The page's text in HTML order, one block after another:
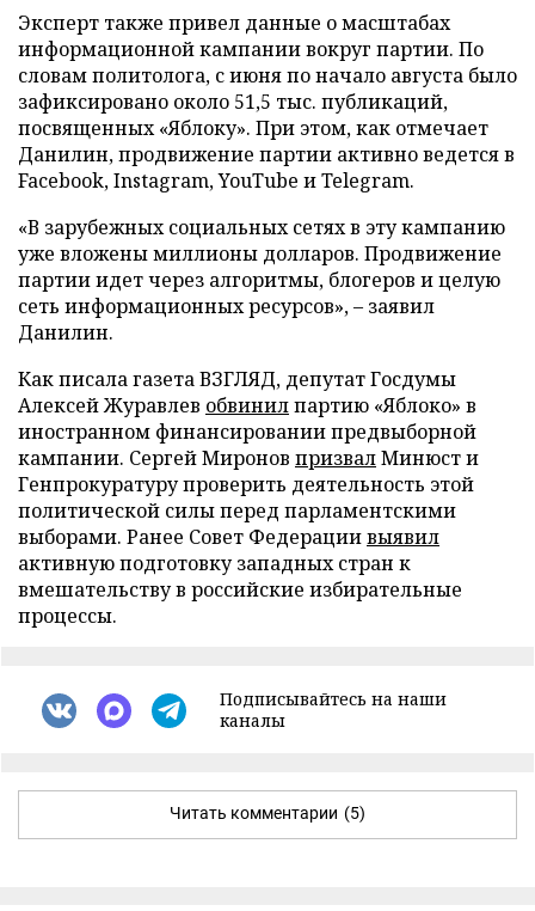
Эксперт также привел данные о масштабах
информационной кампании вокруг партии. По
словам политолога, с июня по начало августа было
зафиксировано около 51,5 тыс. публикаций,
посвященных «Яблоку». При этом, как отмечает
Данилин, продвижение партии активно ведется в
Facebook, Instagram, YouTube и Telegram.
«В зарубежных социальных сетях в эту кампанию
уже вложены миллионы долларов. Продвижение
партии идет через алгоритмы, блогеров и целую
сеть информационных ресурсов», – заявил
Данилин.
Как писала газета ВЗГЛЯД, депутат Госдумы
Алексей Журавлев обвинилпартию «Яблоко» в
иностранном финансировании предвыборной
кампании. Сергей Миронов призвалМинюст и
Генпрокуратуру проверить деятельность этой
политической силы перед парламентскими
выборами. Ранее Совет Федерациивыявил
активную подготовку западных стран к
вмешательству в российские избирательные
процессы.
Подписывайтесь на наши
каналы
Читать комментарии (5)